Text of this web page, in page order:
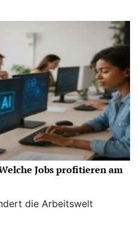
Jobs profitieren am
die Arbeitswelt